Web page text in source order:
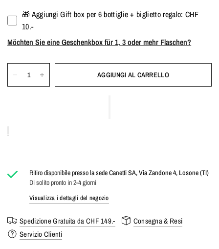
🎁 Aggiungi Gift box per 6 bottiglie + biglietto regalo: CHF
10.-
Möchten Sie eine Geschenkbox für 1, 3 oder mehr Flaschen?
AGGIUNGI AL CARRELLO
Ritiro disponibile presso la sedeCanetti SA, Via Zandone 4, Losone (TI)
Di solito pronto in 2-4 giorni
Visualizza i dettagli del negozio
Spedizione Gratuita da CHF 149.-
Consegna & Resi
Servizio Clienti